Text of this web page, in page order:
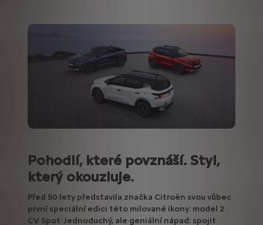
Pohodlí, které povznáší. Styl,
který okouzluje.
Před 50 lety představila značka Citroën svou vůbec
první speciální edici této milované ikony: model 2
CV Spot. Jednoduchý, ale geniální nápad: spojit